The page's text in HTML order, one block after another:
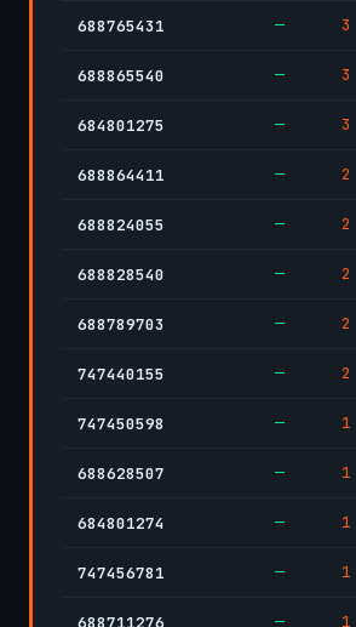
688765431 — 3
688865540 — 3
684801275 — 3
688864411 — 2
688824055 — 2
688828540 — 2
688789703 — 2
747440155 — 2
747450598 — 1
688628507 — 1
684801274 — 1
747456781 — 1
688711276 — 1